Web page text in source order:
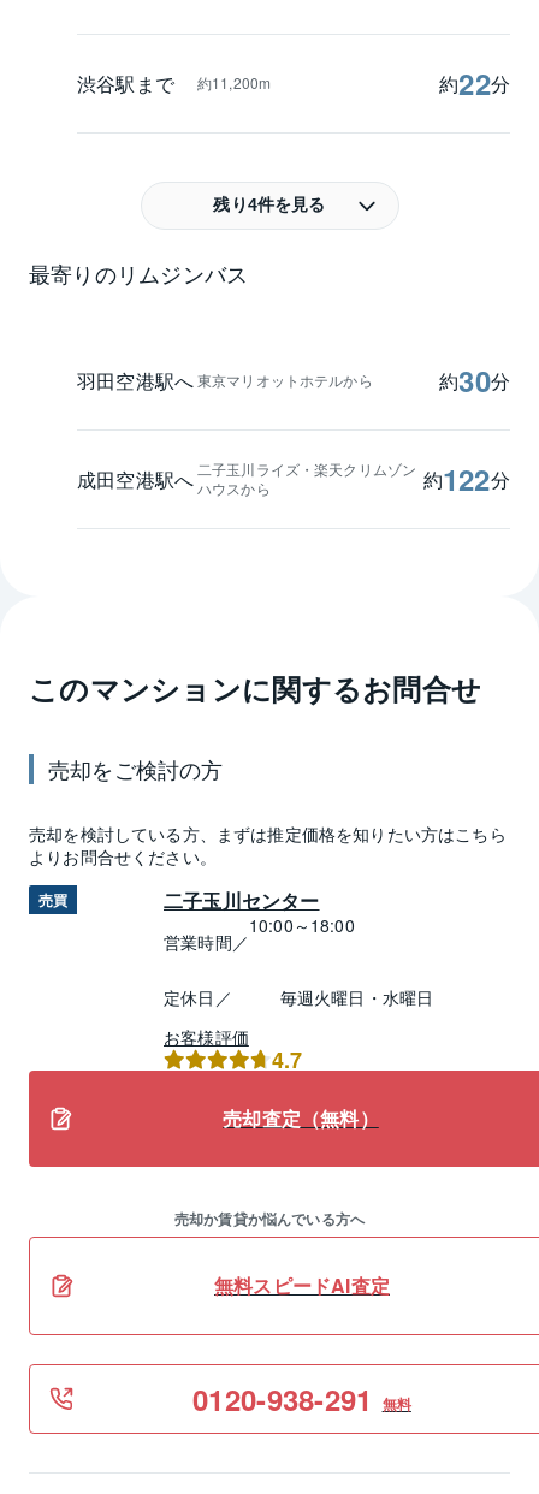
渋谷駅まで 約11,200m 約22分
残り4件を見る
最寄りのリムジンバス
羽田空港駅へ東京マリオットホテルから 約30分
成田空港駅へ 二子玉川ライズ・楽天クリムゾン
ハウスから
約122分
このマンションに関するお問合せ
売却をご検討の方
売却を検討している方、まずは推定価格を知りたい方はこちら
よりお問合せください。
売買 二子玉川センター
営業時間／
10:00～18:00
定休日／
毎週火曜日・水曜日
お客様評価
4.7
売却査定（無料）
売却か賃貸か悩んでいる方へ
無料スピードAI査定
0120-938-291 無料